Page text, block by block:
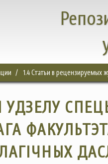
1.4 Статьи в рецензируемых
УДЗЕЛУ